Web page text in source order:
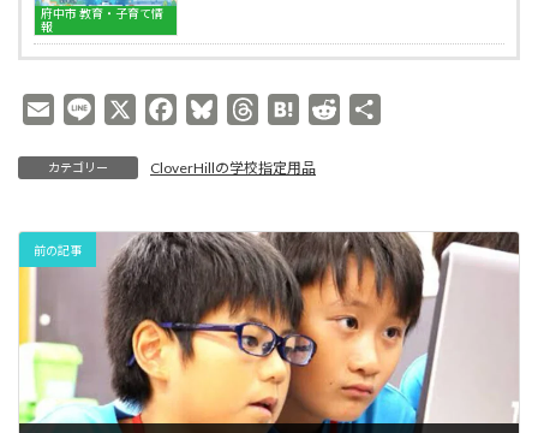
め
る
方
｜
府
市
の
育
複
合
施
設
CloverHill
府中市 教育・子育て情
報
a
l
n
c
b
o
o
k
u
s
k
y
r
a
d
s
H
t
n
a
i
t
カテゴリー CloverHillの学校指定用品
前の記事